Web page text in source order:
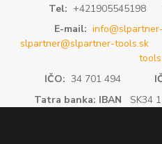
Tel: +421905545198
E-mail:
slpartner@slpartner-tools.sk
IČO: 34 701 494
Tatra banka: IBAN SK34